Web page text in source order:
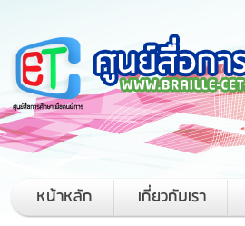
หน้าหลัก เกี่ยวกับเรา